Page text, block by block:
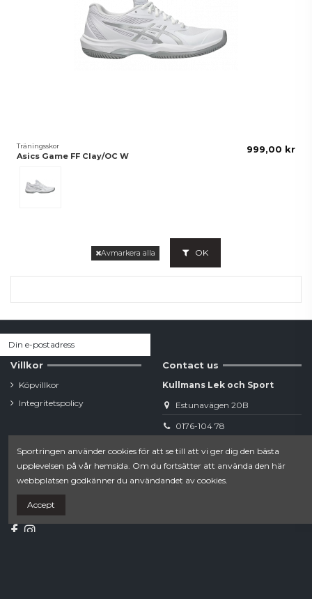
Träningsskor
Asics Game FF Clay/OC W
999,00 kr
Avmarkera alla OK
Villkor
Köpvillkor
Integritetspolicy
Contact us
Kullmans Lek och Sport
Estunavägen 20B
0176-104 78
webshop.norrtalje@sportringen.se
Din lokala sporthandel!
Follow us
Sportringen använder cookies för att se till att vi ger dig den bästa
upplevelsen på vår hemsida. Om du fortsätter att använda den här
webbplatsen godkänner du användandet av cookies.
Accept